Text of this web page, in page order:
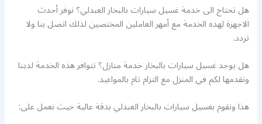
هل تحتاج الى خدمة غسيل سيارات بالبخار العبدلي؟ نوفر أحدث
الاجهزة لهذه الخدمة مع أمهر العاملين المختصين لذلك اتصل بنا ولا
تردد.
هل يوجد غسيل سيارات بالبخار خدمة منازل؟ تتوافر هذه الخدمة لدينا
ونقدمها لكم في المنزل مع التزام تام بالمواعيد.
هذا ونقوم بغسيل سيارات بالبخار العبدلي بدقة عالية حيث نعمل على: